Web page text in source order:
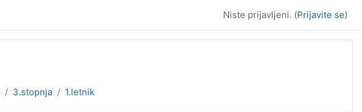
Niste prijavljeni. (Prijavite se)
3.stopnja 1.letnik